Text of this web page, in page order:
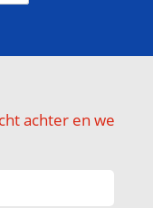
achter en we